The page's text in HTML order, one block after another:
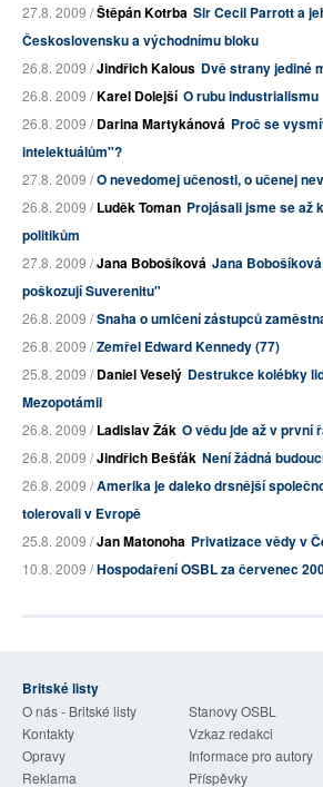
27.8. 2009 /Štěpán Kotrba Sir Cecil Parrott a
Československu a východnímu bloku
26.8. 2009 /Jindřich Kalous Dvě strany jediné
26.8. 2009 /Karel Dolejší O rubu industrialismu
26.8. 2009 /Darina Martykánová Proč se
intelektuálům"?
27.8. 2009 /O nevedomej učenosti, o učenej
26.8. 2009 /Luděk Toman Projásali jsme se až
politikům
27.8. 2009 /Jana Bobošíková Jana
poškozují Suverenitu"
26.8. 2009 /Snaha o umlčení zástupců
26.8. 2009 /Zemřel Edward Kennedy (77)
25.8. 2009 /Daniel Veselý Destrukce kolébky
Mezopotámii
26.8. 2009 /Ladislav Žák O vědu jde až v první
26.8. 2009 /Jindřich Bešťák Není žádná
26.8. 2009 /Amerika je daleko drsnější
tolerovali v Evropě
25.8. 2009 /Jan Matonoha Privatizace vědy v
10.8. 2009 /Hospodaření OSBL za červenec
Britské listy
O nás - Britské listy
Stanovy OSBL
Kontakty
Vzkaz redakci
Opravy
Informace pro autory
Reklama
Příspěvky